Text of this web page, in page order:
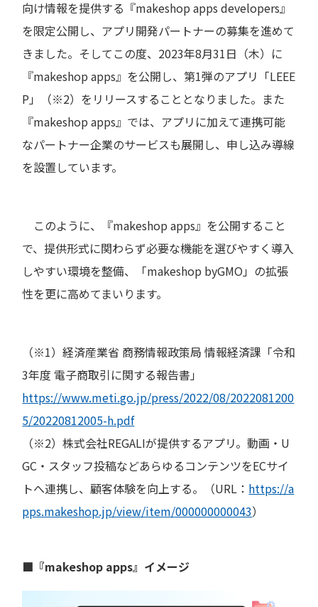
向け情報を提供する『makeshop apps developers』
を限定公開し、アプリ開発パートナーの募集を進めて
きました。そしてこの度、2023年8月31日（木）に
『makeshop apps』を公開し、第1弾のアプリ「LEEE
P」（※2）をリリースすることとなりました。また
『makeshop apps』では、アプリに加えて連携可能
なパートナー企業のサービスも展開し、申し込み導線
を設置しています。
このように、『makeshop apps』を公開すること
で、提供形式に関わらず必要な機能を選びやすく導入
しやすい環境を整備、「makeshop byGMO」の拡張
性を更に高めてまいります。
（※1）経済産業省 商務情報政策局 情報経済課「令和
3年度 電子商取引に関する報告書」
https://www.meti.go.jp/press/2022/08/2022081200
5/20220812005-h.pdf
（※2）株式会社REGALIが提供するアプリ。動画・U
GC・スタッフ投稿などあらゆるコンテンツをECサイ
トへ連携し、顧客体験を向上する。（URL： https://a
pps.makeshop.jp/view/item/000000000043）
■『makeshop apps』イメージ